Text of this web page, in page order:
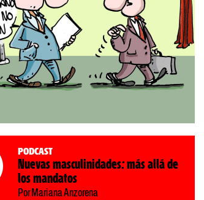
Podcast
Nuevas masculinidades: más allá de
los mandatos
Por Mariana Anzorena